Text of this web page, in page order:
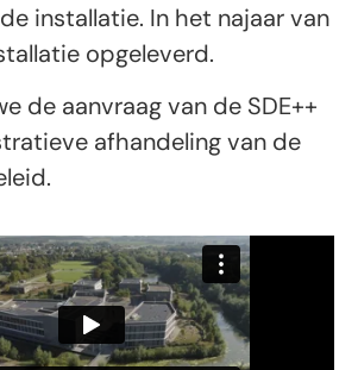
installatie. In het najaar van
opgeleverd.
de aanvraag van de SDE++
afhandeling van de